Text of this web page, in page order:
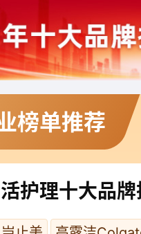
榜单推荐
护理十大品